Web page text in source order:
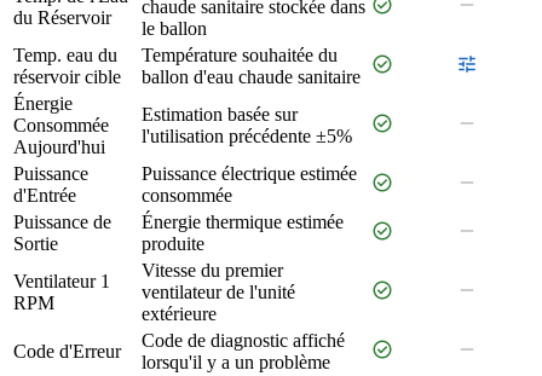
du Réservoir
chaude sanitaire stockée dans
le ballon
Temp. eau du
réservoir cible
Température souhaitée du
ballon d'eau chaude sanitaire check_circle tune
Énergie
Consommée
Aujourd'hui
Estimation basée sur
l'utilisation précédente ±5%
check_circle remove
Puissance
d'Entrée
Puissance électrique estimée
consommée
check_circle remove
Puissance de
Sortie
Énergie thermique estimée
produite
check_circle remove
Ventilateur 1
RPM
Vitesse du premier
ventilateur de l'unité
extérieure
check_circle remove
Code d'Erreur
Code de diagnostic affiché
lorsqu'il y a un problème
check_circle remove